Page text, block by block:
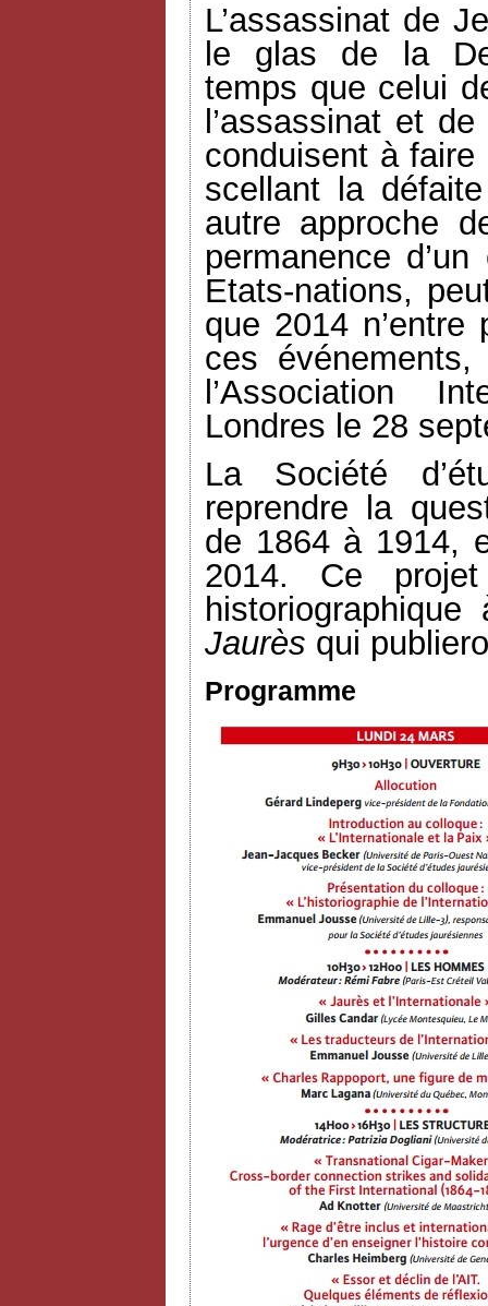
L’assassinat de
le glas de la
temps que celui
l’assassinat et
conduisent à
scellant la
autre approche
permanence
Etats-nations,
que 2014
ces
l’Association
Londres le 28
La Société
reprendre la
de 1864 à 1914,
2014. Ce
Jaurès qui
Programme